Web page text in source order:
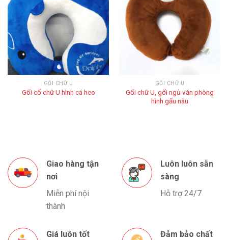
GỐI CHỮ U
Gối cổ chữ U hình cá heo
GỐI CHỮ U
Gối chữ U, gối ngủ văn phòng
hình gấu nâu
Giao hàng tận
nơi
Miễn phí nội
thành
Luôn luôn sẵn
sàng
Hỗ trợ 24/7
Giá luôn tốt
Đảm bảo chất